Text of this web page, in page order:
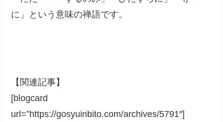
に」という意味の禅語です。
【関連記事】
[blogcard
url=”https://gosyuinbito.com/archives/5791″]